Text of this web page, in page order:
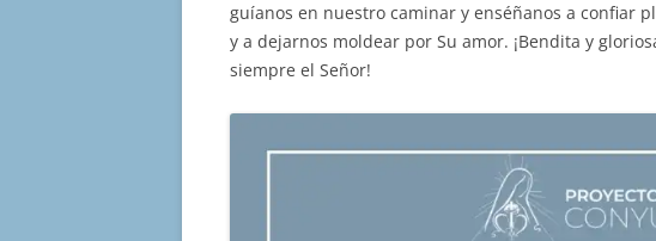
guíanos en nuestro caminar y enséñanos a confiar
y a dejarnos moldear por Su amor. ¡Bendita y
siempre el Señor!